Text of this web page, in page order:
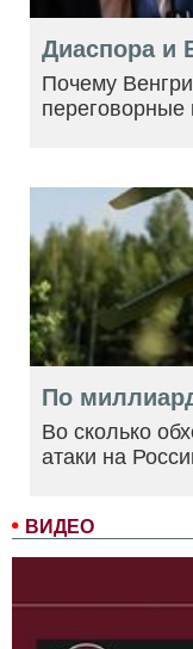
ВИДЕО
Диаспора и
Почему
переговорные
По
Во сколько
атаки на